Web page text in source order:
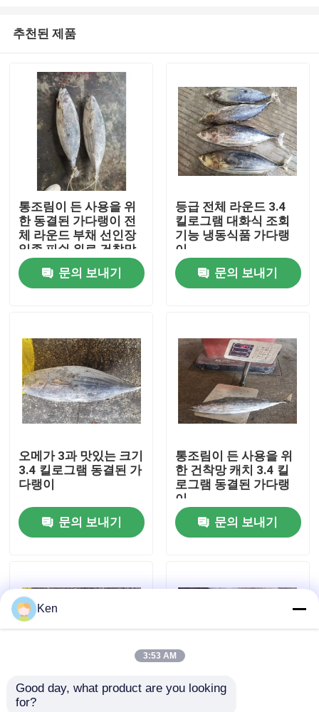
제품
비디오
공장 견학
품질 관리
뉴스
인용 을 요청 하십시오
추천된 제품
통조림이 든 사용을 위
한 동결된 가다랭이 전
체 라운드 부채 선인장
일종 피쉬 위로 건착망
어획량 4 킬로그램
문의 보내기
등급 전체 라운드 3.4
킬로그램 대화식 조회
기능 냉동식품 가다랭
이
문의 보내기
오메가 3과 맛있는 크기
3.4 킬로그램 동결된 가
다랭이
문의 보내기
통조림이 든 사용을 위
한 건착망 캐치 3.4 킬
로그램 동결된 가다랭
이
문의 보내기
통조림 제조를 위한 전
Ken
3:53 AM
Good day, what product are you looking
for?